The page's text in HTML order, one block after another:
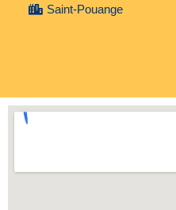
Saint-Pouange